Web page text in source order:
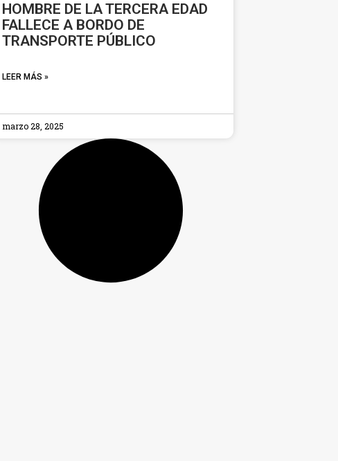
HOMBRE DE LA TERCERA EDAD
FALLECE A BORDO DE
TRANSPORTE PÚBLICO
LEER MÁS »
marzo 28, 2025